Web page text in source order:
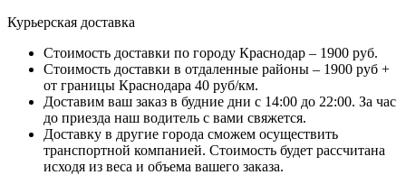
Курьерская доставка
Стоимость доставки по городу Краснодар – 1900 руб.
Стоимость доставки в отдаленные районы – 1900 руб +
от границы Краснодара 40 руб/км.
Доставим ваш заказ в будние дни с 14:00 до 22:00. За час
до приезда наш водитель с вами свяжется.
Доставку в другие города сможем осуществить
транспортной компанией. Стоимость будет рассчитана
исходя из веса и объема вашего заказа.